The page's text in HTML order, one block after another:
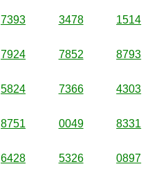
7393 3478 1514
7924 7852 8793
5824 7366 4303
8751 0049 8331
6428 5326 0897